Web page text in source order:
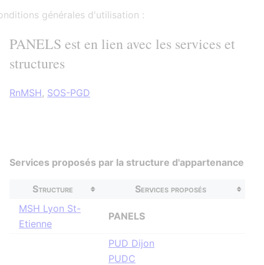
générales d'utilisation :
PANELS est en lien avec les services et
structures
RnMSH, SOS-PGD
Services proposés par la structure d'appartenance
Structure
Services proposés
MSH Lyon St-
Etienne
PANELS
PUD Dijon
PUDC